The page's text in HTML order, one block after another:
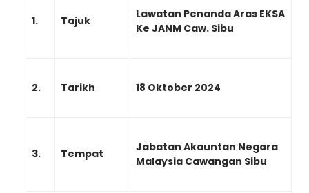
1. Tajuk
Lawatan Penanda Aras EKSA
Ke JANM Caw. Sibu
2. Tarikh 18 Oktober 2024
3. Tempat
Jabatan Akauntan Negara
Malaysia Cawangan Sibu